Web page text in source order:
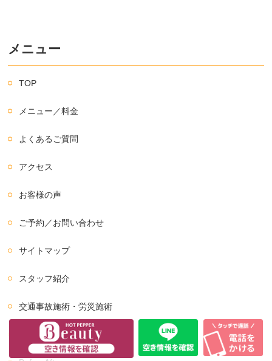
メニュー
TOP
メニュー／料金
よくあるご質問
アクセス
お客様の声
ご予約／お問い合わせ
サイトマップ
スタッフ紹介
交通事故施術・労災施術
痛みの無い鍼灸施術